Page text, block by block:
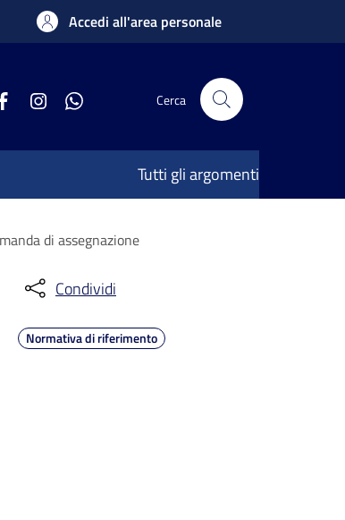
Accedi all'area personale
Cerca
Tutti gli argomenti
di assegnazione
Condividi
Normativa di riferimento